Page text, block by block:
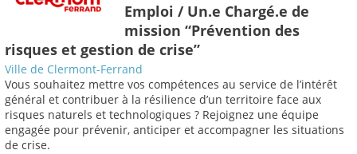
Emploi / Un.e Chargé.e de
mission “Prévention des
risques et gestion de crise”
Ville de Clermont-Ferrand
Vous souhaitez mettre vos compétences au service de l’intérêt
général et contribuer à la résilience d’un territoire face aux
risques naturels et technologiques ? Rejoignez une équipe
engagée pour prévenir, anticiper et accompagner les situations
de crise.